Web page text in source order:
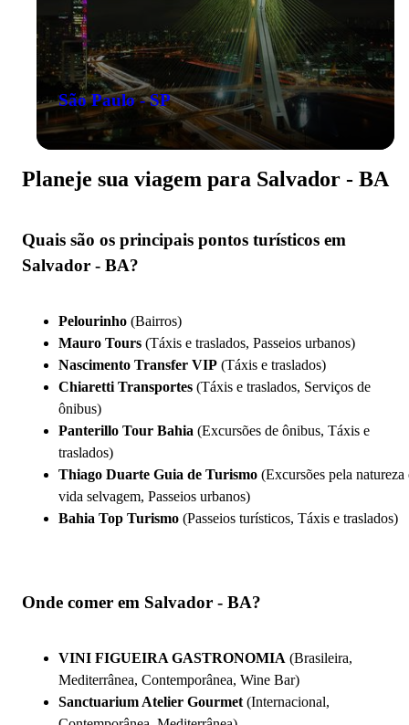
São Paulo - SP
Planeje sua viagem para Salvador - BA
Quais são os principais pontos turísticos em
Salvador - BA?
Pelourinho (Bairros)
Mauro Tours (Táxis e traslados, Passeios urbanos)
Nascimento Transfer VIP (Táxis e traslados)
Chiaretti Transportes (Táxis e traslados, Serviços de
ônibus)
Panterillo Tour Bahia (Excursões de ônibus, Táxis e
traslados)
Thiago Duarte Guia de Turismo (Excursões pela natureza
vida selvagem, Passeios urbanos)
Bahia Top Turismo (Passeios turísticos, Táxis e traslados)
Onde comer em Salvador - BA?
VINI FIGUEIRA GASTRONOMIA (Brasileira,
Mediterrânea, Contemporânea, Wine Bar)
Sanctuarium Atelier Gourmet (Internacional,